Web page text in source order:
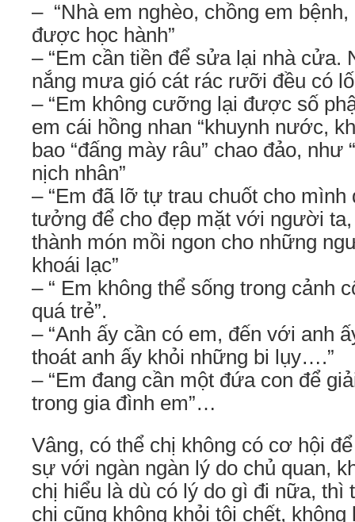
– “Nhà em nghèo, chồng em
được học hành”
– “Em cần tiền để sửa lại nhà cửa.
nắng mưa gió cát rác rưỡi đều có
– “Em không cưỡng lại được số
em cái hồng nhan “khuynh nước,
bao “đấng mày râu” chao đảo, như
nịch nhân”
– “Em đã lỡ tự trau chuốt cho
tưởng để cho đẹp mặt với người
thành món mồi ngon cho những
khoái lạc”
– “ Em không thể sống trong cảnh
quá trẻ”.
– “Anh ấy cần có em, đến với anh
thoát anh ấy khỏi những bi lụy….”
– “Em đang cần một đứa con để
trong gia đình em”…
Vâng, có thể chị không có cơ hội
sự với ngàn ngàn lý do chủ quan,
chị hiểu là dù có lý do gì đi nữa,
chị cũng không khỏi tội chết,